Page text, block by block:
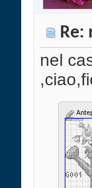
Re:
nel